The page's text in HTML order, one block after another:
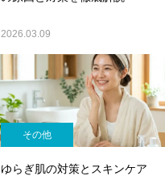
2026.03.09
その他
ゆらぎ肌の対策とスキンケア